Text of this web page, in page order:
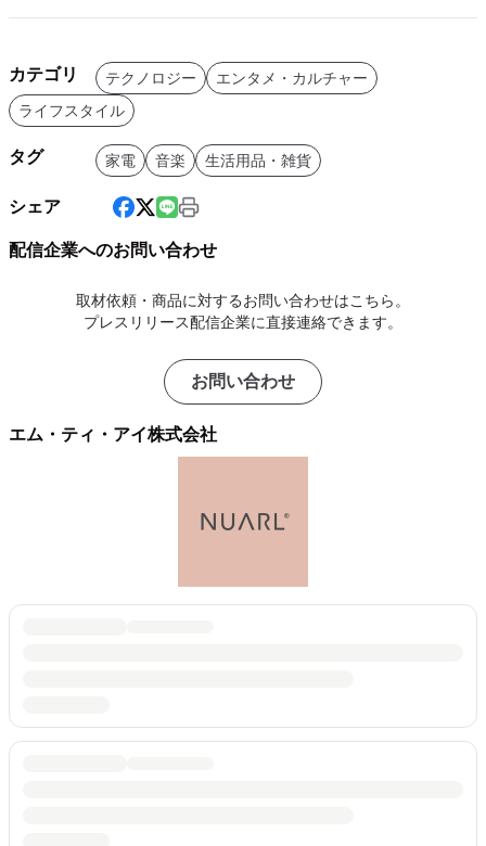
カテゴリ テクノロジー
エンタメ・カルチャー
ライフスタイル
タグ 家電 音楽 生活用品・雑貨
シェア
配信企業へのお問い合わせ
取材依頼・商品に対するお問い合わせはこちら。
プレスリリース配信企業に直接連絡できます。
お問い合わせ
エム・ティ・アイ株式会社